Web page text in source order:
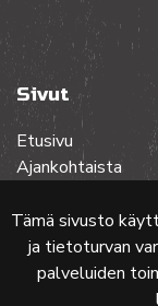
Tämä sivusto
ja tietoturvan
palveluiden
Sivut
Etusivu
Ajankohtaista
Lehdet
Yhteistyössä
Ota yhteyttä